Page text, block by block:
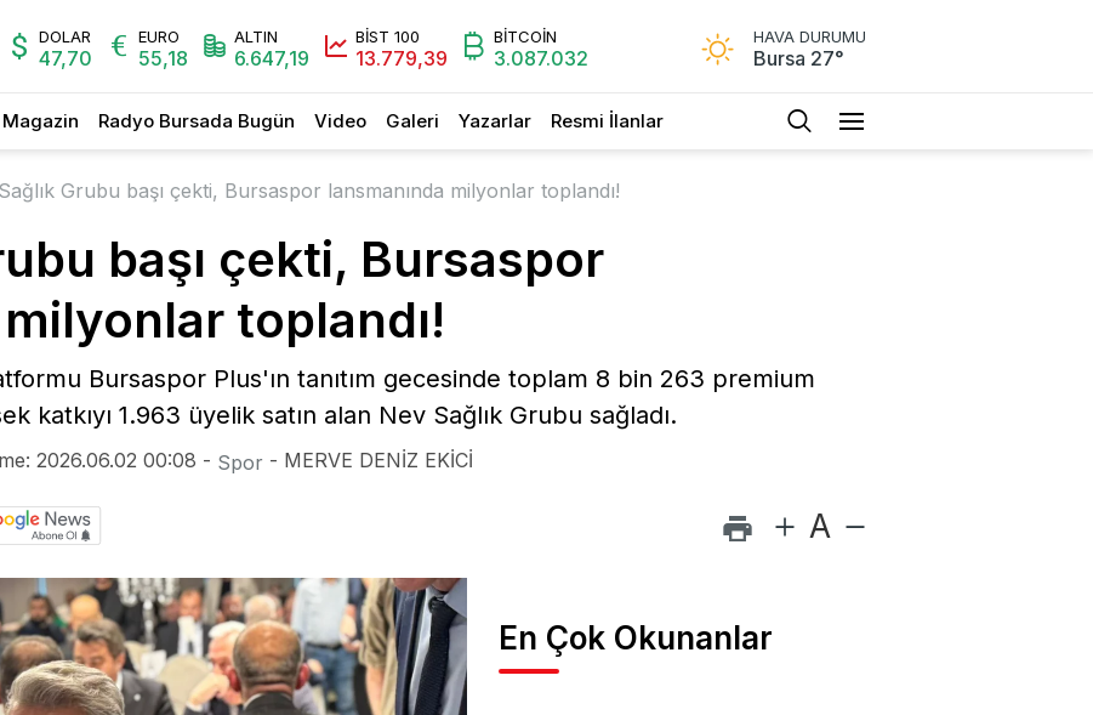
DOLAR
47,70
EURO
55,18
ALTIN
6.647,19
BİST 100
13.779,39
BİTCOİN
3.087.032
HAVA DURUMU
Bursa 27°
Magazin Radyo Bursada Bugün Video Galeri Yazarlar Resmi İlanlar
Grubu başı çekti, Bursaspor lansmanında milyonlar toplandı!
başı çekti, Bursaspor
toplandı!
Bursaspor Plus'ın tanıtım gecesinde toplam 8 bin 263 premium
katkıyı 1.963 üyelik satın alan Nev Sağlık Grubu sağladı.
2026.06.02 00:08 - Spor - MERVE DENİZ EKİCİ
A
En Çok Okunanlar